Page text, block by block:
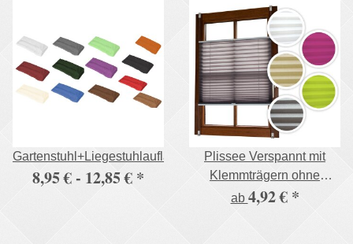
Gartenstuhl+Liegestuhlauflage,500g/m²
8,95 € - 12,85 € *
Plissee Verspannt mit
Klemmträgern ohne
Bohren Faltrollo
ab 4,92 € *